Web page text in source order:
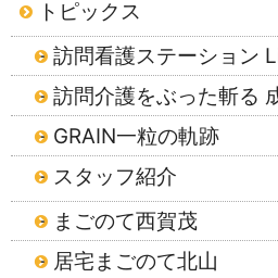
トピックス
訪問看護ステーション
訪問介護をぶった斬る
GRAIN一粒の軌跡
スタッフ紹介
まごのて西賀茂
居宅まごのて北山